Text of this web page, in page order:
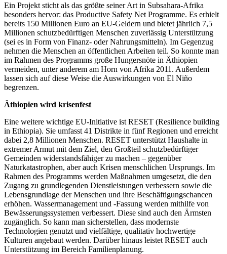
Ein Projekt sticht als das größte seiner Art in Subsahara-Afrika
besonders hervor: das Productive Safety Net Programme. Es erhielt
bereits 150 Millionen Euro an EU-Geldern und bietet jährlich 7,5
Millionen schutzbedürftigen Menschen zuverlässig Unterstützung
(sei es in Form von Finanz- oder Nahrungsmitteln). Im Gegenzug
nehmen die Menschen an öffentlichen Arbeiten teil. So konnte man
im Rahmen des Programms große Hungersnöte in Äthiopien
vermeiden, unter anderem am Horn von Afrika 2011. Außerdem
lassen sich auf diese Weise die Auswirkungen von El Niño
begrenzen.
Äthiopien wird krisenfest
Eine weitere wichtige EU-Initiative ist RESET (Resilience building
in Ethiopia). Sie umfasst 41 Distrikte in fünf Regionen und erreicht
dabei 2,8 Millionen Menschen. RESET unterstützt Haushalte in
extremer Armut mit dem Ziel, den Großteil schutzbedürftiger
Gemeinden widerstandsfähiger zu machen – gegenüber
Naturkatastrophen, aber auch Krisen menschlichen Ursprungs. Im
Rahmen des Programms werden Maßnahmen umgesetzt, die den
Zugang zu grundlegenden Dienstleistungen verbessern sowie die
Lebensgrundlage der Menschen und ihre Beschäftigungschancen
erhöhen. Wassermanagement und -Fassung werden mithilfe von
Bewässerungssystemen verbessert. Diese sind auch den Ärmsten
zugänglich. So kann man sicherstellen, dass modernste
Technologien genutzt und vielfältige, qualitativ hochwertige
Kulturen angebaut werden. Darüber hinaus leistet RESET auch
Unterstützung im Bereich Familienplanung.